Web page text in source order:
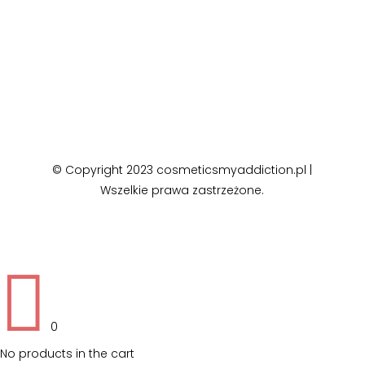
© Copyright 2023 cosmeticsmyaddiction.pl |
Wszelkie prawa zastrzeżone.

0
No products in the cart